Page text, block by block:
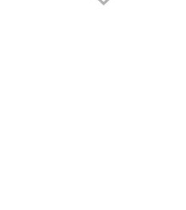
Evidence skincare